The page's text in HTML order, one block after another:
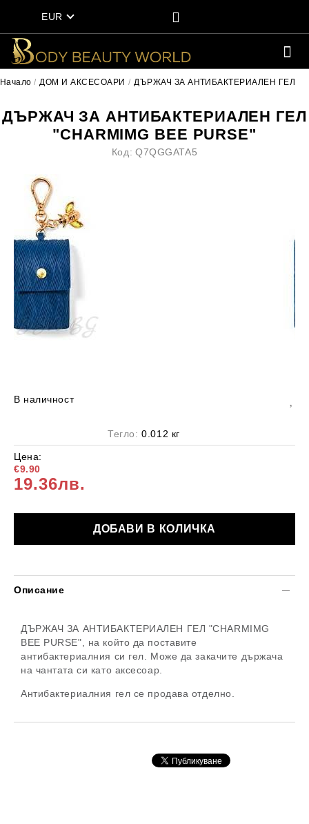
EUR
Начало ДОМ И АКСЕСОАРИ ДЪРЖАЧ ЗА АНТИБАКТЕРИАЛЕН ГЕЛ
ДЪРЖАЧ ЗА АНТИБАКТЕРИАЛЕН ГЕЛ
"CHARMIMG BEE PURSE"
Код: Q7QGGATA5
В наличност
Цена:
€9.90
19.36лв.
Тегло: 0.012 кг
Описание
ДЪРЖАЧ ЗА АНТИБАКТЕРИАЛЕН ГЕЛ "CHARMIMG
BEE PURSE" , на който да поставите
антибактериалния си гел. Може да закачите държача
на чантата си като аксесоар.
Антибактериалния гел се продава отделно.